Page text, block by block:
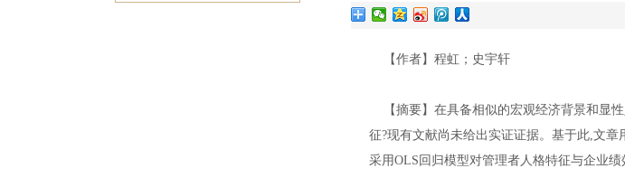
【作者】程虹；史宇轩
【摘要】在具备相似的宏观经济背景和显
征?现有文献尚未给出实证证据。基于此,文
采用OLS回归模型对管理者人格特征与企业